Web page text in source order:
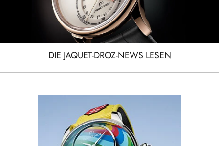
DIE JAQUET-DROZ-NEWS LESEN